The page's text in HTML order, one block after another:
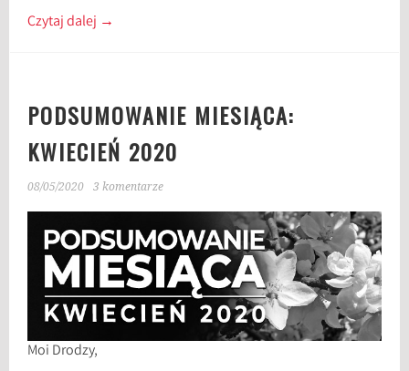
Czytaj dalej →
PODSUMOWANIE MIESIĄCA:
KWIECIEŃ 2020
08/05/2020 3 komentarze
Moi Drodzy,